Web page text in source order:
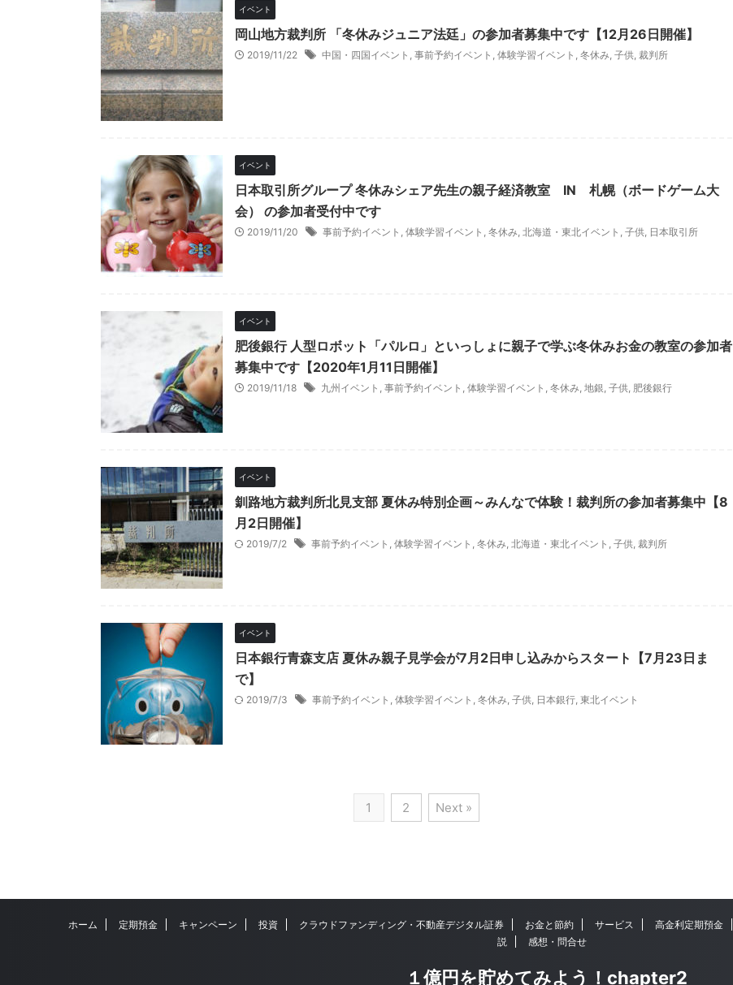
イベント
岡山地方裁判所 「冬休みジュニア法廷」の参加者募集中です【12月26日開催】
2019/11/22 中国・四国イベント , 事前予約イベント , 体験学習イベント , 冬休み, 子供, 裁判所
イベント
日本取引所グループ 冬休みシェア先生の親子経済教室 IN 札幌（ボードゲーム大
会） の参加者受付中です
2019/11/20 事前予約イベント , 体験学習イベント , 冬休み, 北海道・東北イベント , 子供, 日本取引所
イベント
肥後銀行 人型ロボット「パルロ」といっしょに親子で学ぶ冬休みお金の教室の参加者
募集中です【2020年1月11日開催】
2019/11/18 九州イベント , 事前予約イベント , 体験学習イベント , 冬休み, 地銀, 子供, 肥後銀行
イベント
釧路地方裁判所北見支部 夏休み特別企画～みんなで体験！裁判所の参加者募集中【8
月2日開催】
2019/7/2 事前予約イベント , 体験学習イベント , 冬休み, 北海道・東北イベント , 子供, 裁判所
イベント
日本銀行青森支店 夏休み親子見学会が7月2日申し込みからスタート【7月23日ま
で】
2019/7/3 事前予約イベント , 体験学習イベント , 冬休み, 子供, 日本銀行, 東北イベント
1 2 Next »
ホーム 定期預金 キャンペーン 投資 クラウドファンディング・不動産デジタル証券 お金と節約 サービス 高金利定期預金
説
感想・問合せ
１億円を貯めてみよう！chapter2